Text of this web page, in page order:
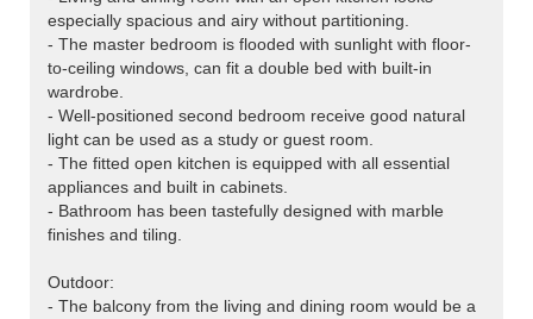
especially spacious and airy without partitioning.
- The master bedroom is flooded with sunlight with floor-
to-ceiling windows, can fit a double bed with built-in
wardrobe.
- Well-positioned second bedroom receive good natural
light can be used as a study or guest room.
- The fitted open kitchen is equipped with all essential
appliances and built in cabinets.
- Bathroom has been tastefully designed with marble
finishes and tiling.
Outdoor:
- The balcony from the living and dining room would be a